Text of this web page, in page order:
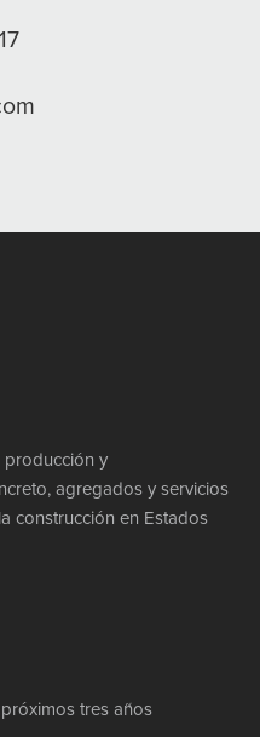
producción y
agregados y servicios
construcción en Estados
tres años